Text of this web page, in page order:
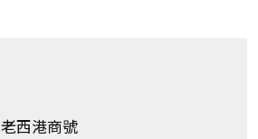
老西港商號